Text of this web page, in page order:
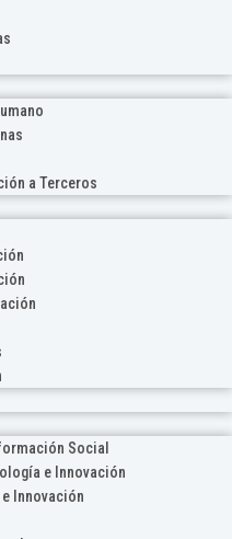
a Terceros
Social
e Innovación
Innovación